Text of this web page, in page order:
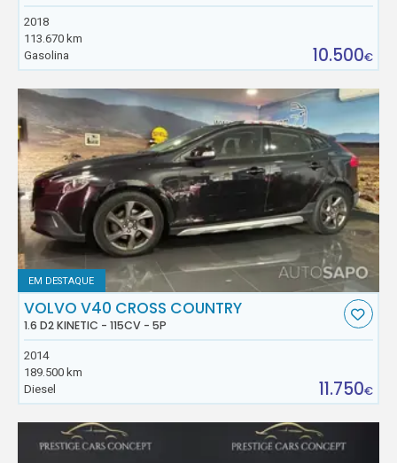
2018
113.670 km
Gasolina
10.500€
EM DESTAQUE
VOLVO V40 CROSS COUNTRY
1.6 D2 KINETIC - 115CV - 5P
2014
189.500 km
Diesel
11.750€